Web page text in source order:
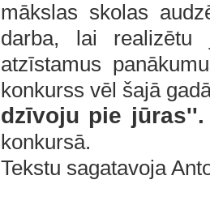
mākslas skolas
darba, lai
atzīstamus
konkurss vēl šajā
dzīvoju pie jūras''.
konkursā.
Tekstu sagatavoja